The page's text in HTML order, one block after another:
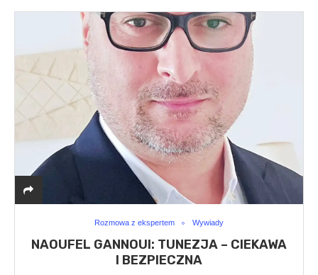
Rozmowa z ekspertem Wywiady
NAOUFEL GANNOUI: TUNEZJA – CIEKAWA
I BEZPIECZNA